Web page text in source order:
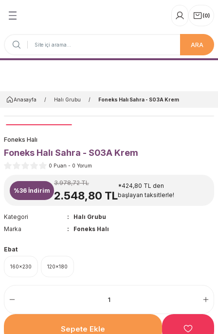
ARA
(0)
Anasayfa Halı Grubu Foneks Halı Sahra - S03A Krem
Foneks Halı
Foneks Halı Sahra - S03A Krem
0 Puan - 0 Yorum
%36 İndirim
3.978,72 TL
2.548,80 TL
*424,80 TL den
başlayan taksitlerle!
Kategori
Halı Grubu
Marka
Foneks Halı
Ebat
160x230 120x180
Sepete Ekle